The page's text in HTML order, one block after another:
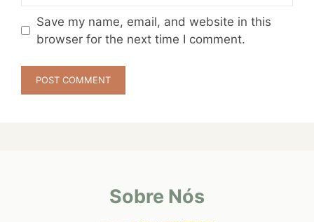
Save my name, email, and website in this
browser for the next time I comment.
Sobre Nós